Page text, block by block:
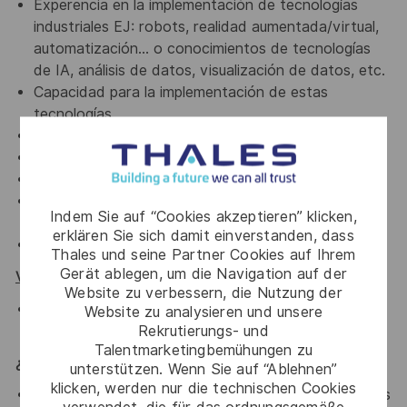
Indem Sie auf “Cookies akzeptieren” klicken,
erklären Sie sich damit einverstanden, dass
Thales und seine Partner Cookies auf Ihrem
Gerät ablegen, um die Navigation auf der
Website zu verbessern, die Nutzung der
Website zu analysieren und unsere
Rekrutierungs- und
Talentmarketingbemühungen zu
unterstützen. Wenn Sie auf “Ablehnen”
klicken, werden nur die technischen Cookies
Experencia en la implementación de tecnologías
industriales EJ: robots, realidad aumentada/virtual,
automatización… o conocimientos de tecnologías
de IA, análisis de datos, visualización de datos, etc.
Capacidad para la implementación de estas
tecnologías.
Prácticas de metodologías ágiles.
Conocimientos de IT y de seguridad.
incluyengo ERP, MRP, MES, PLM…
Español e Inglés avanzados.
Valorable:
Experiencia en entornos certificados ISO 9001,
IATF 16949 / VDA u otros estándares industriales.
¿Qué ofrecemos?
Retribución flexible (tickets restaurante y beneficios